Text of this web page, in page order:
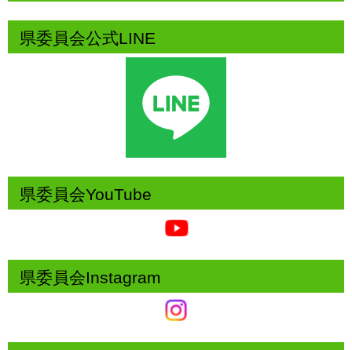
県委員会公式LINE
県委員会YouTube
県委員会Instagram